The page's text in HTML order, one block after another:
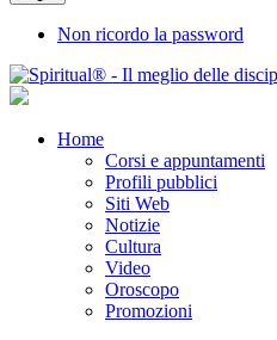
Non ricordo la password
Home
Corsi e appuntamenti
Profili pubblici
Siti Web
Notizie
Cultura
Video
Oroscopo
Promozioni